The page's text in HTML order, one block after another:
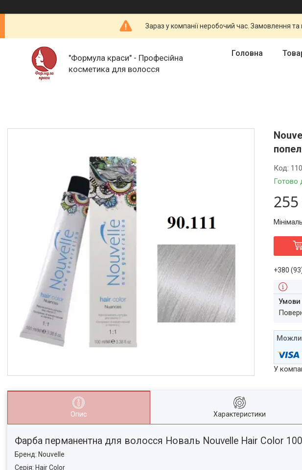
Зараз у компанії неробочий час. Замовлення
"Формула краси" - Професійна
косметика для волосся
Головна
Готово
Код:
+380
У
Опис Характеристики
Фарба перманентна для волосся Новаль Nouvelle Hair Color
Бренд: Nouvelle
Серія: Hair Color